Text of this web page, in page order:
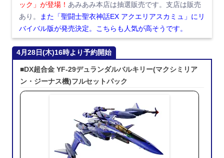
ック」が登場！ あみあみ本店は抽選販売です。支店は販売
あり。
また「聖闘士聖衣神話EX アクエリアスカミュ」にリ
バイバル版が発売決定。こちらも人気が高そうです。
4月28日(木)16時より予約開始
■DX超合金 YF-29デュランダルバルキリー(マクシミリア
ン・ジーナス機)フルセットパック